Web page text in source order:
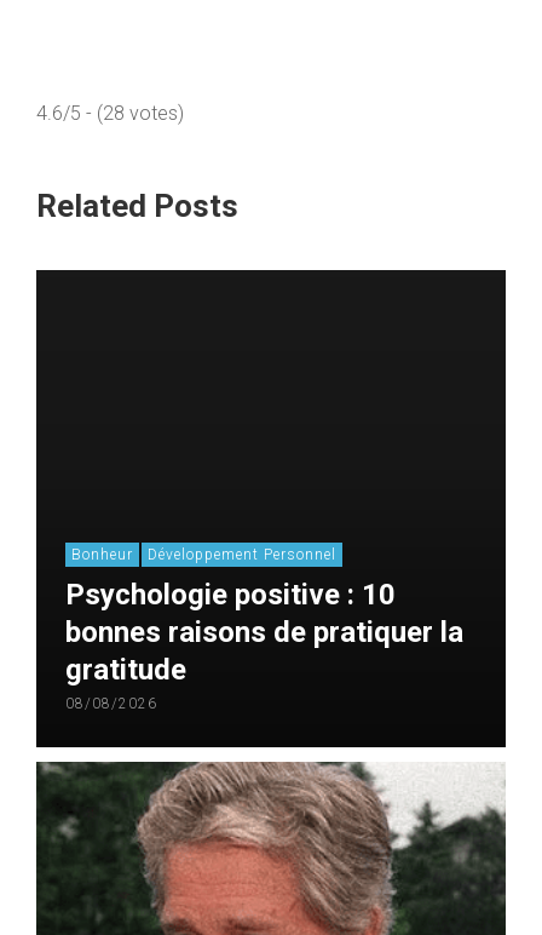
4.6/5 - (28 votes)
Related Posts
Bonheur Développement Personnel
Psychologie positive : 10
bonnes raisons de pratiquer la
gratitude
08/08/2026